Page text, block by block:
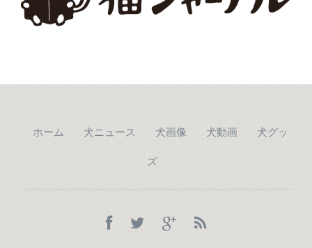
ホーム 犬ニュース 犬画像 犬動画 犬グッ
ズ